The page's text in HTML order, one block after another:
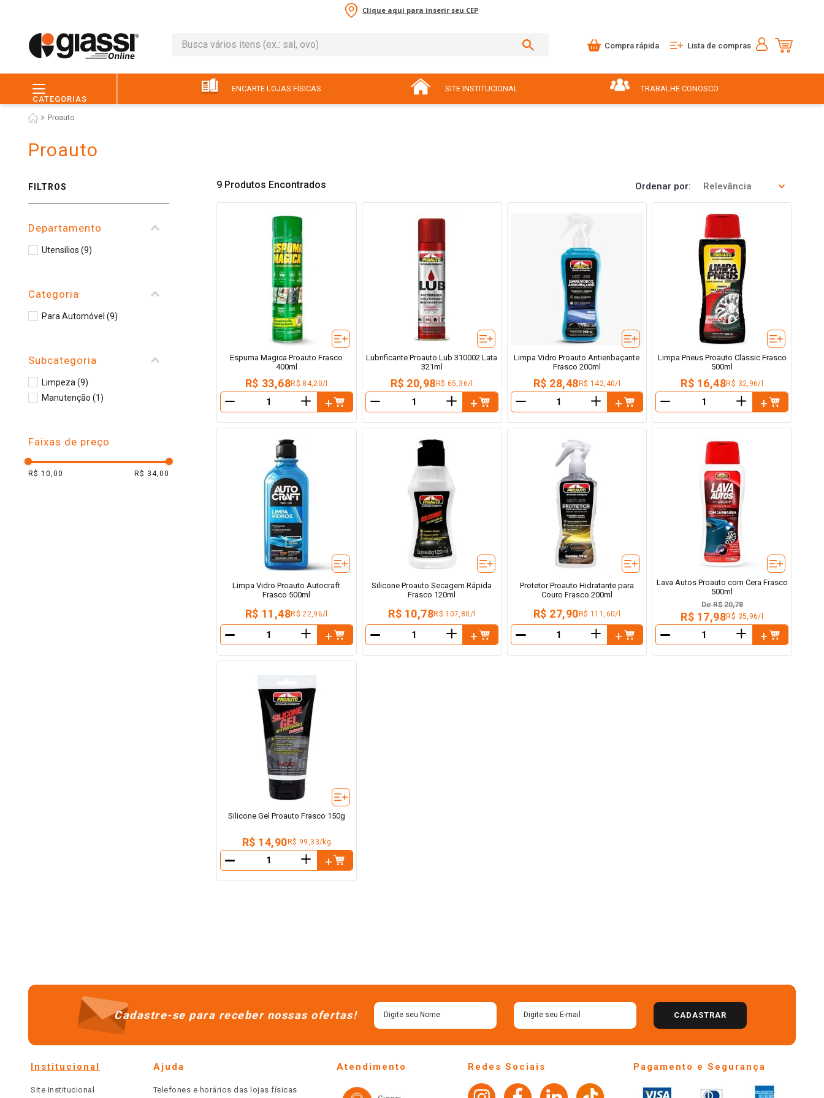
Clique aqui para inserir seu CEP
Busca vários itens (ex.: sal, ovo)
Compra rápida Lista de compras
CATEGORIAS
ENCARTE LOJAS FÍSICAS SITE INSTITUCIONAL TRABALHE CONOSCO
Proauto
Proauto
FILTROS
Departamento
Utensílios (9)
Categoria
Para Automóvel (9)
Subcategoria
Limpeza (9)
Manutenção (1)
Faixas de preço
R$ 10,00 R$ 34,00
9 Produtos Ordenar por Relevância
Espuma Magica Proauto Frasco
400ml
R$ 33,68R$ 84,20/l
＋
Lubrificante Proauto Lub 310002 Lata
321ml
R$ 20,98R$ 65,36/l
＋
Limpa Vidro Proauto Antienbaçante
Frasco 200ml
R$ 28,48R$ 142,40/l
＋
Limpa Pneus Proauto Classic Frasco
500ml
R$ 16,48R$ 32,96/l
＋
Limpa Vidro Proauto Autocraft
Frasco 500ml
R$ 11,48R$ 22,96/l
＋
－
Silicone Proauto Secagem Rápida
Frasco 120ml
R$ 10,78R$ 107,80/l
＋
－
Protetor Proauto Hidratante para
Couro Frasco 200ml
R$ 27,90R$ 111,60/l
＋
－
Lava Autos Proauto com Cera Frasco
500ml
De R$ 20,78
R$ 17,98R$ 35,96/l
＋
－
Silicone Gel Proauto Frasco 150g
R$ 14,90R$ 99,33/kg
＋
－
Cadastre-se para receber nossas ofertas! CADASTRAR
Institucional
Site Institucional
Ajuda
Telefones e horários das lojas físicas
Atendimento Redes Sociais Pagamento e Segurança
leite